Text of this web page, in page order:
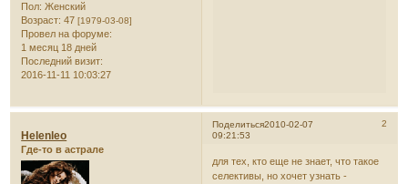
Пол: Женский
Возраст: 47[1979-03-08]
Провел на форуме:
1 месяц 18 дней
Последний визит:
2016-11-11 10:03:27
Поделиться 2
2010-02-07
09:21:53
Helenleo
Где-то в астрале
для тех, кто еще не знает, что такое
селективы, но хочет узнать -